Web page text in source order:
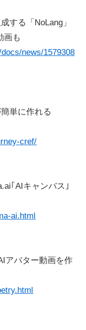
する「NoLang」
画も
news/1579308
単に作れる
cref/
｢AIキャンバス｣
ai.html
アバター動画を作